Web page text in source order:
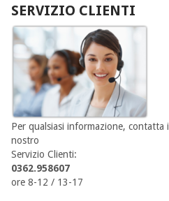
SERVIZIO CLIENTI
Per qualsiasi informazione, contatta il
nostro
Servizio Clienti:
0362.958607
ore 8-12 / 13-17